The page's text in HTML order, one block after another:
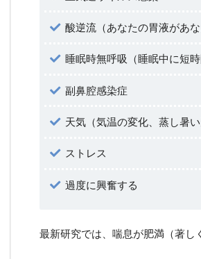
酸逆流（あなたの胃液があ
睡眠時無呼吸（睡眠中に短時
副鼻腔感染症
天気（気温の変化、蒸し暑い
ストレス
過度に興奮する
最新研究では、喘息が肥満（著し